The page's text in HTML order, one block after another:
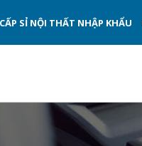
SỈ NỘI THẤT NHẬP KHẨU